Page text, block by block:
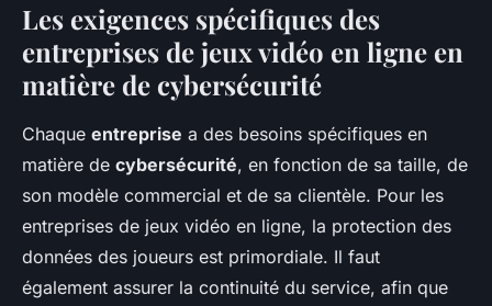
Les exigences spécifiques des
entreprises de jeux vidéo en ligne en
matière de cybersécurité
Chaque entreprise a des besoins spécifiques en
matière de cybersécurité, en fonction de sa taille, de
son modèle commercial et de sa clientèle. Pour les
entreprises de jeux vidéo en ligne, la protection des
données des joueurs est primordiale. Il faut
également assurer la continuité du service, afin que